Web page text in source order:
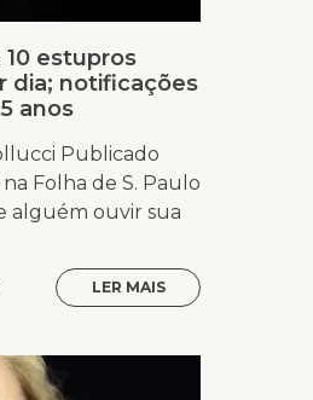
10 estupros
dia; notificações
anos
Publicado
Folha de S. Paulo
alguém ouvir sua
LER MAIS